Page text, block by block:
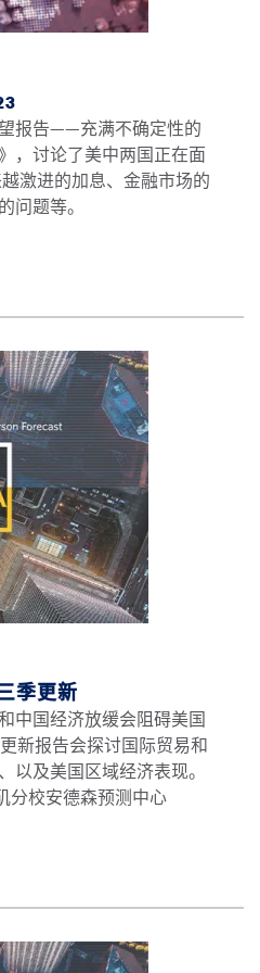
报告——充满不确定性的
，讨论了美中两国正在面
激进的加息、金融市场的
问题等。
经济报告2023 *
季更新
中国经济放缓会阻碍美国
新报告会探讨国际贸易和
以及美国区域经济表现。
分校安德森预测中心
报告2022第三季更新 *